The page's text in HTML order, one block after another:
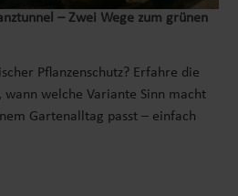
– Zwei Wege zum grünen
Pflanzenschutz? Erfahre die
welche Variante Sinn macht
Gartenalltag passt – einfach